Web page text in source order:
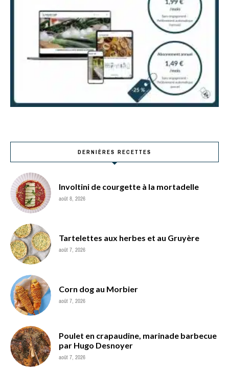
DERNIÈRES RECETTES
Involtini de courgette à la mortadelle
août 8, 2026
Tartelettes aux herbes et au Gruyère
août 7, 2026
Corn dog au Morbier
août 7, 2026
Poulet en crapaudine, marinade barbecue
par Hugo Desnoyer
août 7, 2026